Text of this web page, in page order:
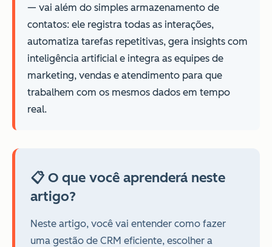
— vai além do simples armazenamento de
contatos: ele registra todas as interações,
automatiza tarefas repetitivas, gera insights com
inteligência artificial e integra as equipes de
marketing, vendas e atendimento para que
trabalhem com os mesmos dados em tempo
real.
📋 O que você aprenderá neste
artigo?
Neste artigo, você vai entender como fazer
uma gestão de CRM eficiente, escolher a